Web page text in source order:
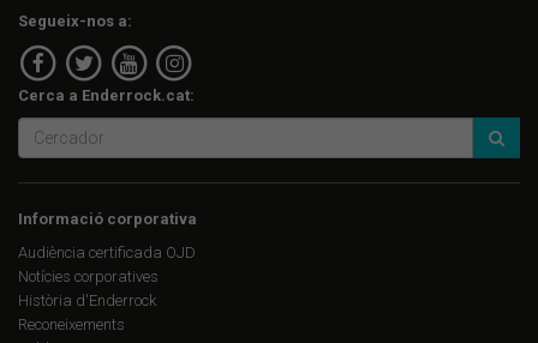
Segueix-nos a:
Cerca a Enderrock.cat:
Informació corporativa
Audiència certificada OJD
Notícies corporatives
Història d'Enderrock
Reconeixements